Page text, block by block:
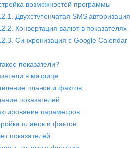
возможностей программы
Двухступенчатая SMS авторизация
Конвертация валют в показателях
Синхронизация с Google Calendar
показатели?
в матрице
планов и фактов
показателей
параметров
планов и фактов
показателей